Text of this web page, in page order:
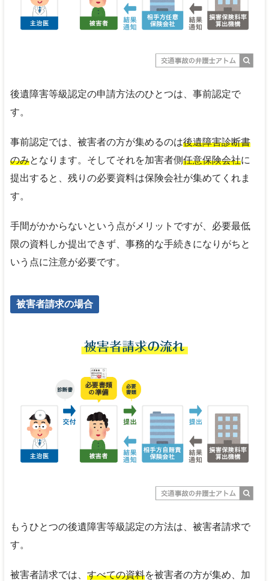
後遺障害等級認定の申請方法のひとつは、事前認定で
す。
事前認定では、被害者の方が集めるのは後遺障害診断書
のみとなります。そしてそれを加害者側任意保険会社に
提出すると、残りの必要資料は保険会社が集めてくれま
す。
手間がかからないという点がメリットですが、必要最低
限の資料しか提出できず、事務的な手続きになりがちと
いう点に注意が必要です。
被害者請求の場合
もうひとつの後遺障害等級認定の方法は、被害者請求で
す。
被害者請求では、 すべての資料を被害者の方が集め、加